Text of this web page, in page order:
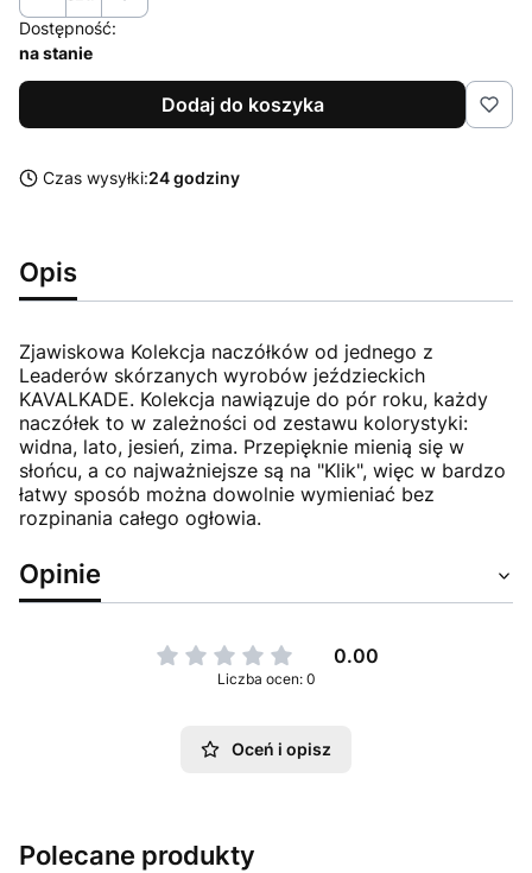
Dostępność:
na stanie
Dodaj do koszyka
Czas wysyłki:24 godziny
Opis
Zjawiskowa Kolekcja naczółków od jednego z
Leaderów skórzanych wyrobów jeździeckich
KAVALKADE. Kolekcja nawiązuje do pór roku, każdy
naczółek to w zależności od zestawu kolorystyki:
widna, lato, jesień, zima. Przepięknie mienią się w
słońcu, a co najważniejsze są na "Klik", więc w bardzo
łatwy sposób można dowolnie wymieniać bez
rozpinania całego ogłowia.
Opinie
0.00
Liczba ocen: 0
Oceń i opisz
Polecane produkty